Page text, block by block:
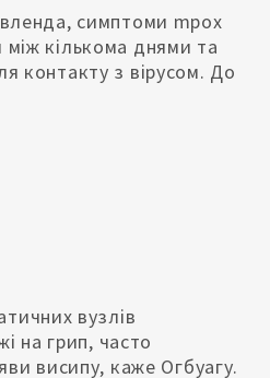
симптоми mpox
кількома днями та
контакту з вірусом. До
вузлів
на грип, часто
висипу, каже Огбуагу.